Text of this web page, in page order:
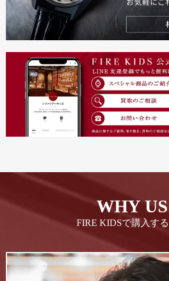
WHY US
FIRE KIDSで購入す